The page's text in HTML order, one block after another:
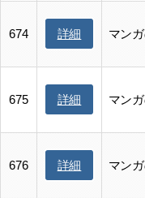
674 詳細 マン
675 詳細 マン
676 詳細 マン